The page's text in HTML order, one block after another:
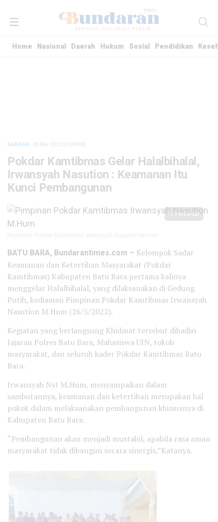
Home Nasional Daerah Hukum Sosial Pendidikan
DAERAH · 28 Mei 2022 00:28WIB
Pokdar Kamtibmas Gelar Halalbihalal,
Irwansyah Nasution : Keamanan Itu
Kunci Pembangunan
Perbesar
BATU BARA, Bundarantimes.com – Kelompok Sadar
Keamanan dan Ketertiban Masyarakat (Pokdar
Kamtibmas) Kabupaten Batu Bara pertama kalinya
menggelar Halalbihalal, yang dilaksanakan di Gedung
Putih, kediaman Pimpinan Pokdar Kamtibmas Irwansyah
Nasution M.Hum (26/5/2022).
Kegiatan yang berlangsung Khidmat tersebut dihadiri
Jajaran Polres Batu Bara, Mahasiswa UIN, tokoh
masyarakat, dan seluruh kader Pokdar Kamtibmas Batu
Bara.
Irwansyah Nst M.Hum, menyampaikan dalam
sambutannya, keamanan dan ketertiban merupakan hal
pokok dalam melaksanakan pembangunan khususnya di
Kabupaten Batu Bara.
“Pembangunan akan menjadi mustahil, apabila rasa aman
masyarakat tidak dibangun secara sinergis,”Katanya.